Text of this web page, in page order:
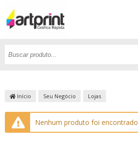
Início Seu Negócio Lojas
Nenhum produto foi encontrado